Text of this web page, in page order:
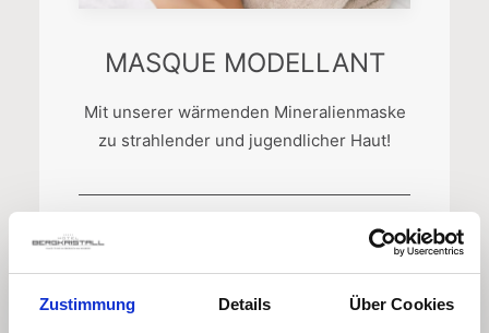
Zustimmung Details Über Cookies
MASQUE MODELLANT
Mit unserer wärmenden Mineralienmaske
zu strahlender und jugendlicher Haut!